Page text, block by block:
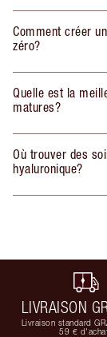
Comment créer
zéro?
Quelle est la
matures?
Où trouver des
hyaluronique?
LIVRAISON
Livraison standard
59 €